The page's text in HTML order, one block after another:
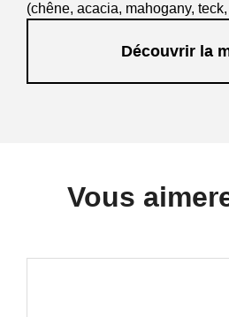
(chêne, acacia, mahogany,
esthétiques permettent de
Découvrir la
Vous